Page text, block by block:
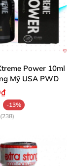
Power 10ml
Mỹ USA PWD
-13%
(238)